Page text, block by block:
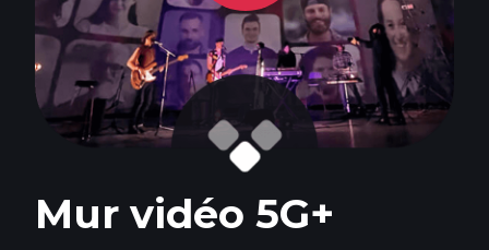
Mur vidéo 5G+